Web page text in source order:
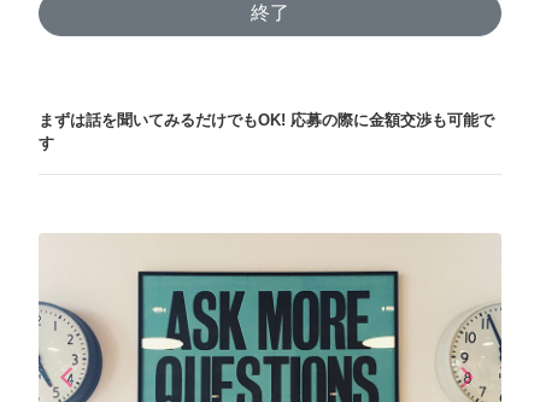
終了
まずは話を聞いてみるだけでもOK! 応募の際に金額交渉も可能で
す
arrow_back_iosPrevious arrow_forward_iosNext